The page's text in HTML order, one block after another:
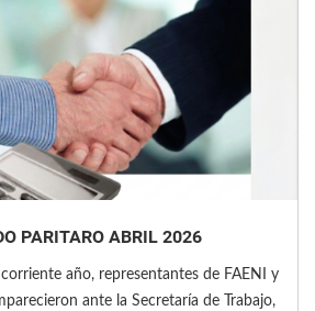
PARITARO ABRIL 2026
año, representantes de FAENI y
ante la Secretaría de Trabajo,